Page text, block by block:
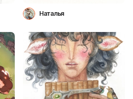
Наталья